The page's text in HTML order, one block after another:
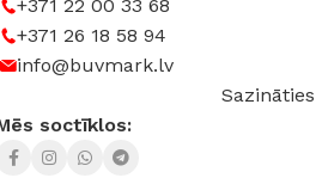
+371 22 00 33 68
+371 26 18 58 94
info@buvmark.lv
Sazināties
soctīklos: